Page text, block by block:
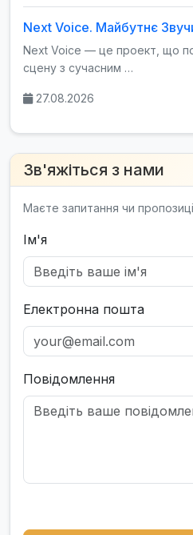
Next Voice. Майбутнє
Next Voice — це проект, що
сцену з сучасним …
27.08.2026
Зв'яжіться з нами
Маєте запитання чи
Ім'я
Електронна пошта
Повідомлення